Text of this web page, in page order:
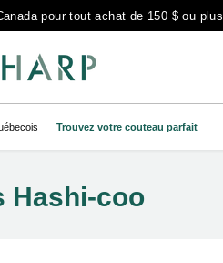
pour tout achat de 150 $ ou plus
Trouvez votre couteau parfait
Hashi-coo